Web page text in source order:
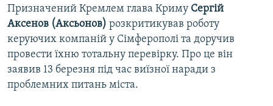
Усі сайти RFE/RL
Призначений Кремлем глава Криму Сергій
Аксенов (Аксьонов) розкритикував роботу
керуючих компаній у Сімферополі та доручив
провести їхню тотальну перевірку. Про це він
заявив 13 березня під час виїзної наради з
проблемних питань міста.